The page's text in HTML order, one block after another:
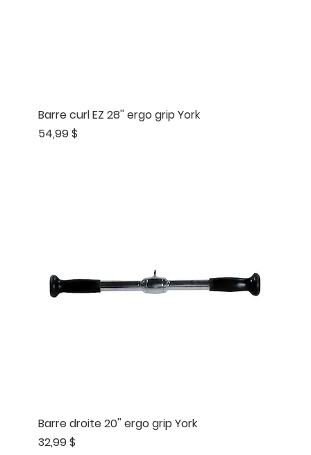
Barre curl EZ 28'' ergo grip York
Prix
54,99 $
Barre droite 20'' ergo grip York
Prix
32,99 $